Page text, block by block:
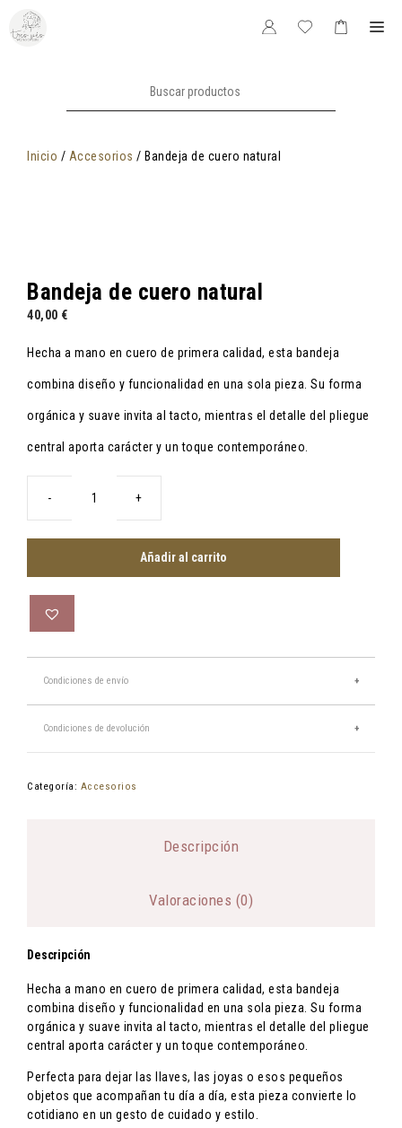
Saltar
contenido
Inicio / Accesorios / Bandeja de cuero natural
Bandeja de cuero natural
40,00 €
Hecha a mano en cuero de primera calidad, esta bandeja
combina diseño y funcionalidad en una sola pieza. Su forma
orgánica y suave invita al tacto, mientras el detalle del pliegue
central aporta carácter y un toque contemporáneo.
de
cuero
natural
cantidad
Añadir al carrito
Condiciones de envío
Baleares: 8 €
Condiciones de devolución
comprado en nuestra web en un plazo máximo de 14 días naturales
dirección contacto@coirotrespes.com.
Categoría: Accesorios
Descripción
Valoraciones (0)
Descripción
Hecha a mano en cuero de primera calidad, esta bandeja
combina diseño y funcionalidad en una sola pieza. Su forma
orgánica y suave invita al tacto, mientras el detalle del pliegue
central aporta carácter y un toque contemporáneo.
Perfecta para dejar las llaves, las joyas o esos pequeños
objetos que acompañan tu día a día, esta pieza convierte lo
cotidiano en un gesto de cuidado y estilo.